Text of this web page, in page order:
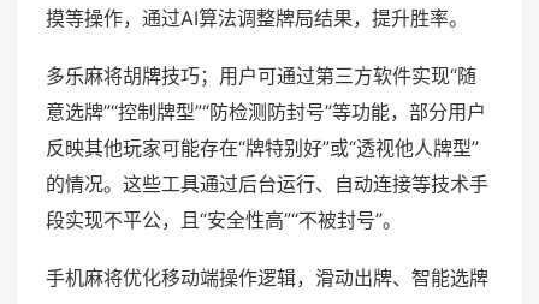
摸等操作，通过AI算法调整牌局结果，提升胜率。
多乐麻将胡牌技巧；用户可通过第三方软件实现“随
意选牌”“控制牌型”“防检测防封号”等功能，部分用户
反映其他玩家可能存在“牌特别好”或“透视他人牌型”
的情况。这些工具通过后台运行、自动连接等技术手
段实现不平公，且“安全性高”“不被封号”。
手机麻将优化移动端操作逻辑，滑动出牌、智能选牌